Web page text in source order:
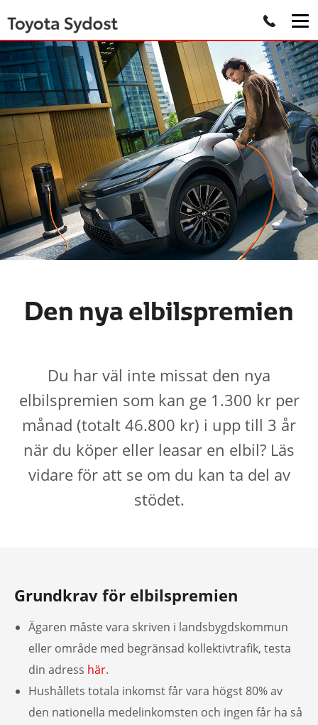
Den nya elbilspremien
Du har väl inte missat den nya
elbilspremien som kan ge 1.300 kr per
månad (totalt 46.800 kr) i upp till 3 år
när du köper eller leasar en elbil? Läs
vidare för att se om du kan ta del av
stödet.
Grundkrav för elbilspremien
Ägaren måste vara skriven i landsbygdskommun
eller område med begränsad kollektivtrafik, testa
din adress här.
Hushållets totala inkomst får vara högst 80% av
den nationella medelinkomsten och ingen får ha så